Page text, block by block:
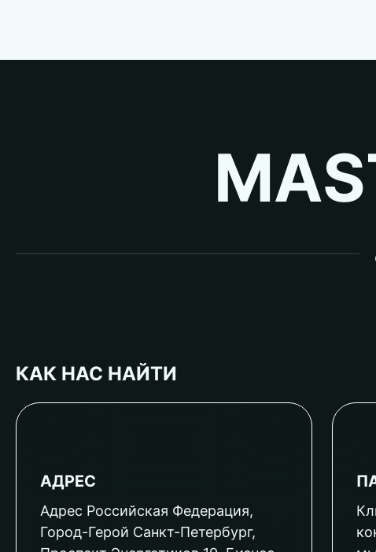
КАК НАС НАЙТИ
АДРЕС
Адрес Российская Федерация,
Город-Герой Санкт-Петербург,